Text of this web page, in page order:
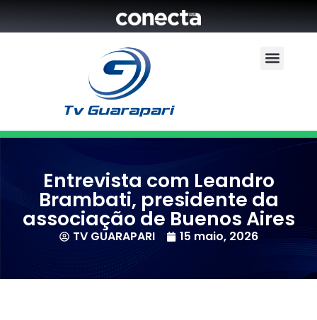
Entrevista com Leandro
Brambati, presidente da
associação de Buenos Aires
TV GUARAPARI 15 maio, 2026